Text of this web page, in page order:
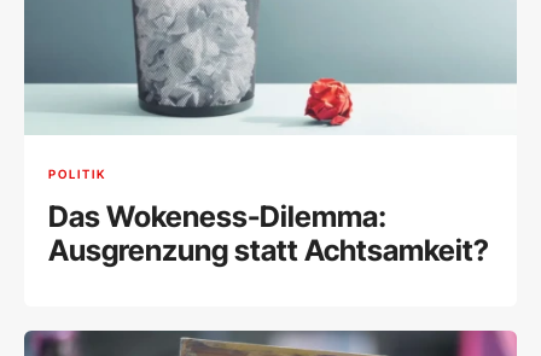
POLITIK
Das Wokeness-Dilemma:
Ausgrenzung statt Achtsamkeit?